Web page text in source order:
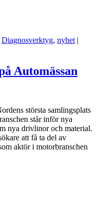
Diagnosverktyg, nyhet |
Automässan
största samlingsplats
står inför nya
nya drivlinor och material.
att få ta del av
aktör i motorbranschen